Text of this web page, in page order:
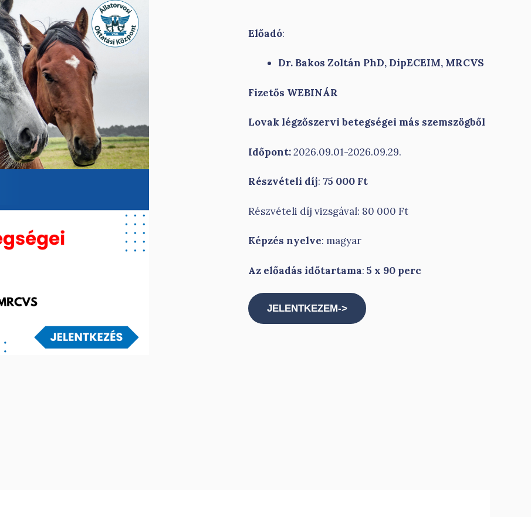
Előadó:
Dr. Bakos Zoltán PhD, DipECEIM, MRCVS
Fizetős WEBINÁR
Lovak légzőszervi betegségei más szemszögből
Időpont:2026.09.01-2026.09.29.
Részvételi díj: 75 000 Ft
Részvételi díj vizsgával: 80 000 Ft
Képzés nyelve: magyar
Az előadás időtartama:5 x 90 perc
JELENTKEZEM->